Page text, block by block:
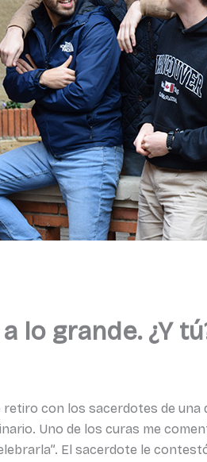
lo grande. ¿Y
retiro con los sacerdotes de
Uno de los curas me
El sacerdote le